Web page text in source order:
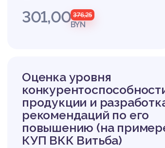
301,00 376,25
BYN
Оценка уровня
продукции и
рекомендаций по его
повышению (на
КУП ВКК Витьба)